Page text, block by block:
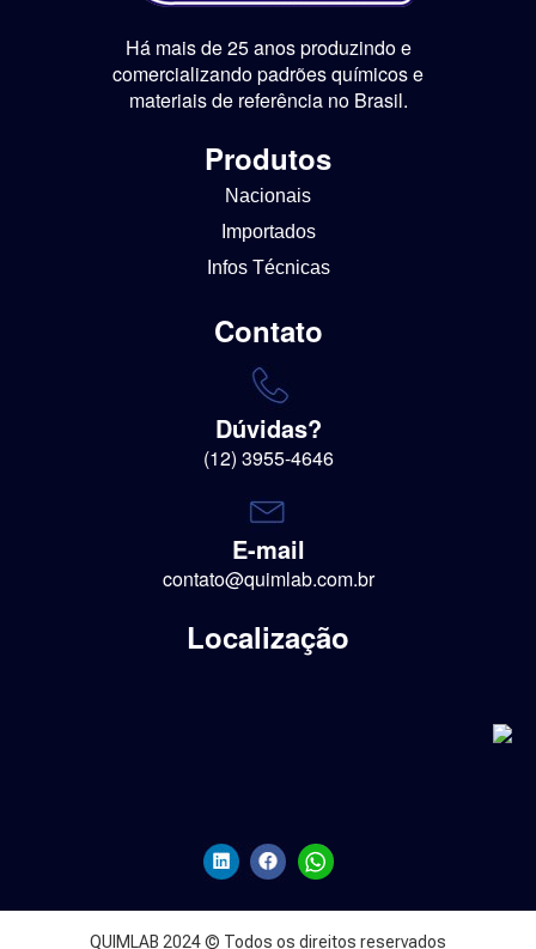
Há mais de 25 anos produzindo e
comercializando padrões químicos e
materiais de referência no Brasil.
Produtos
Nacionais
Importados
Infos Técnicas
Contato
Dúvidas?
(12) 3955-4646
E-mail
contato@quimlab.com.br
Localização
QUIMLAB 2024 © Todos os direitos reservados